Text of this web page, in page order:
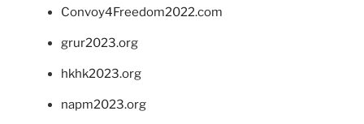
Convoy4Freedom2022.com
grur2023.org
hkhk2023.org
napm2023.org